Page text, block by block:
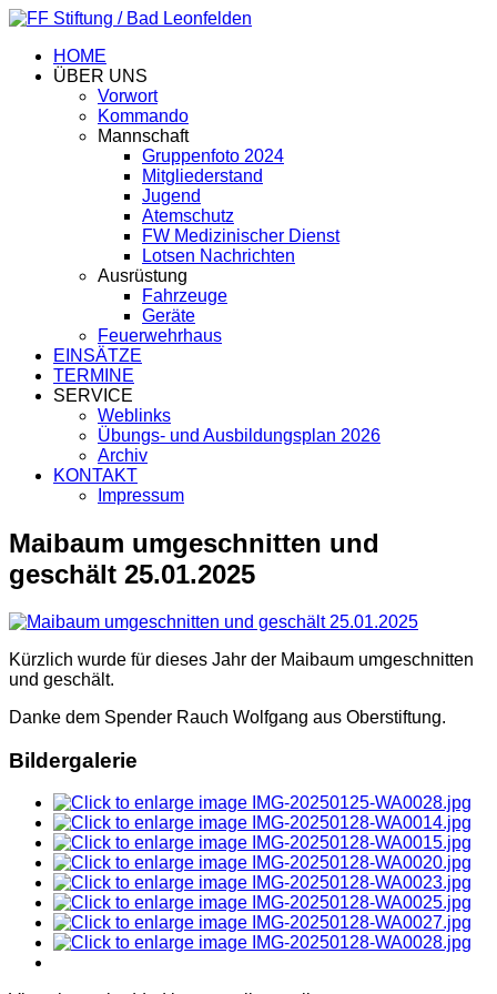
HOME
ÜBER UNS
Vorwort
Kommando
Mannschaft
Gruppenfoto 2024
Mitgliederstand
Jugend
Atemschutz
FW Medizinischer Dienst
Lotsen Nachrichten
Ausrüstung
Fahrzeuge
Geräte
Feuerwehrhaus
EINSÄTZE
TERMINE
SERVICE
Weblinks
Übungs- und Ausbildungsplan 2026
Archiv
KONTAKT
Impressum
Maibaum umgeschnitten und
geschält 25.01.2025
Kürzlich wurde für dieses Jahr der Maibaum umgeschnitten
und geschält.
Danke dem Spender Rauch Wolfgang aus Oberstiftung.
Bildergalerie